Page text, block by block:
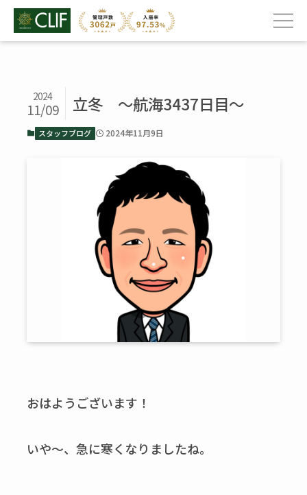
立冬 ～航海3437日目～
2024
11/09
スタッフブログ 2024年11月9日
おはようございます！
いや～、急に寒くなりましたね。